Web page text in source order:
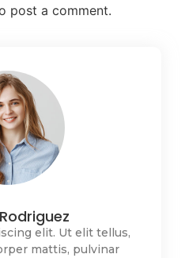
post a comment.
elit. Ut elit tellus,
mattis, pulvinar